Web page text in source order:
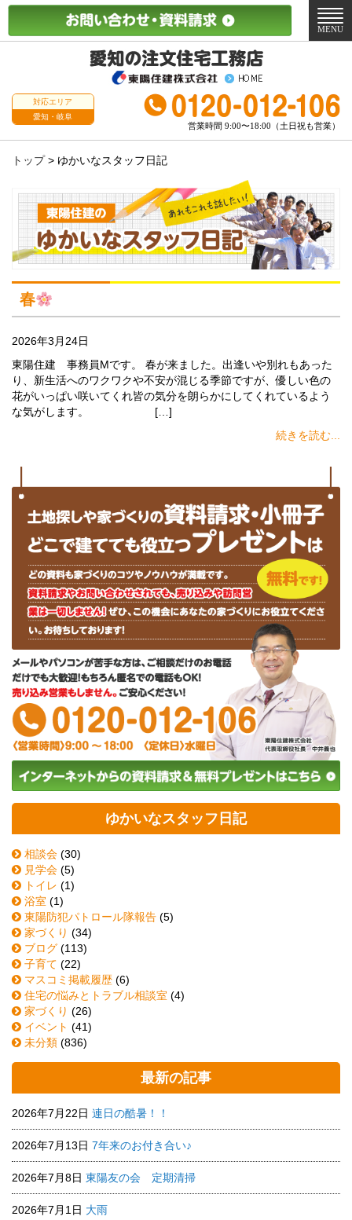
対応エリア
愛知・岐阜
営業時間 9:00〜18:00（土日祝も営業）
メ
ニ
MENU
トップ> ゆかいなスタッフ日記
春
2026年3月24日
東陽住建 事務員Mです。 春が来ました。出逢いや別れもあった
り、新生活へのワクワクや不安が混じる季節ですが、優しい色の
花がいっぱい咲いてくれ皆の気分を朗らかにしてくれているよう
な気がします。 […]
続きを読む...
ゆかいなスタッフ日記
相談会 (30)
見学会 (5)
トイレ (1)
浴室 (1)
東陽防犯パトロール隊報告 (5)
家づくり (34)
ブログ (113)
子育て (22)
マスコミ掲載履歴 (6)
住宅の悩みとトラブル相談室 (4)
家づくり (26)
イベント (41)
未分類 (836)
最新の記事
2026年7月22日 連日の酷暑！！
2026年7月13日 7年来のお付き合い♪
2026年7月8日 東陽友の会 定期清掃
2026年7月1日 大雨